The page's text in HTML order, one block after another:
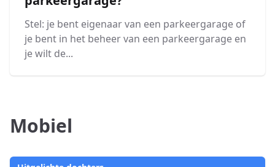
Stel: je bent eigenaar van een parkeergarage of
je bent in het beheer van een parkeergarage en
je wilt de...
Mobiel